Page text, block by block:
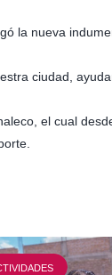
la nueva
ciudad,
el cual